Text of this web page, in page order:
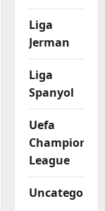
Liga
Jerman
Liga
Spanyol
Uefa
Champions
League